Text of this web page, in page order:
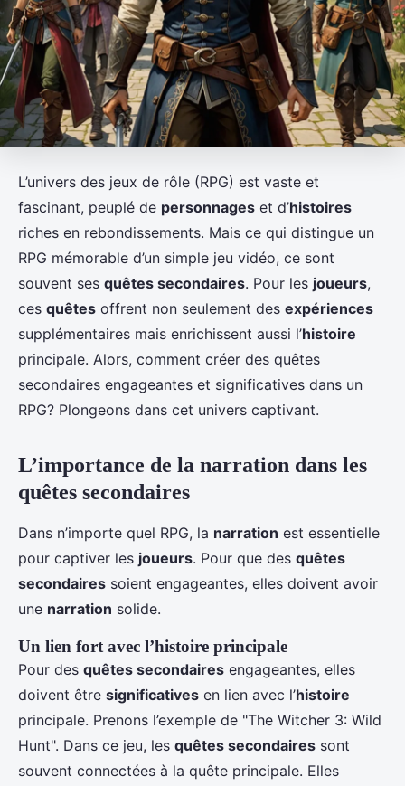
L’univers des jeux de rôle (RPG) est vaste et
fascinant, peuplé de personnages et d’histoires
riches en rebondissements. Mais ce qui distingue un
RPG mémorable d’un simple jeu vidéo, ce sont
souvent ses quêtes secondaires. Pour les joueurs,
ces quêtes offrent non seulement des expériences
supplémentaires mais enrichissent aussi l’histoire
principale. Alors, comment créer des quêtes
secondaires engageantes et significatives dans un
RPG? Plongeons dans cet univers captivant.
L’importance de la narration dans les
quêtes secondaires
Dans n’importe quel RPG, la narration est essentielle
pour captiver les joueurs. Pour que des quêtes
secondaires soient engageantes, elles doivent avoir
une narration solide.
Un lien fort avec l’histoire principale
Pour des quêtes secondaires engageantes, elles
doivent être significatives en lien avec l’histoire
principale. Prenons l’exemple de "The Witcher 3: Wild
Hunt". Dans ce jeu, les quêtes secondaires sont
souvent connectées à la quête principale. Elles